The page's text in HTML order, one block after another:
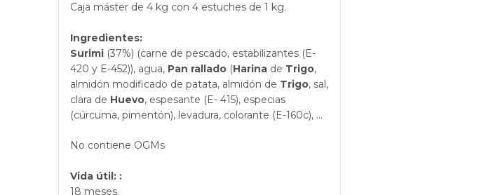
Caja máster de 4 kg con 4 estuches de 1 kg.
Ingredientes:
Surimi(37%) (carne de pescado, estabilizantes (E-
420 y E-452)), agua, Pan rallado(Harinade Trigo,
almidón modificado de patata, almidón de Trigo, sal,
clara de Huevo, espesante (E- 415), especias
(cúrcuma, pimentón), levadura, colorante (E-160c), ...
No contiene OGMs
Vida útil: :
18 meses.